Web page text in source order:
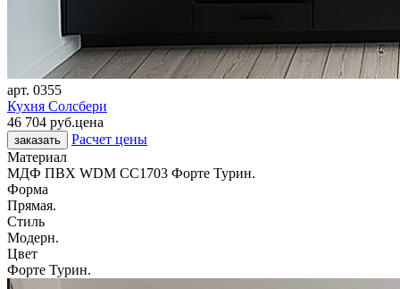
арт. 0355
Кухня Солсбери
46 704 руб.цена
заказать
Расчет цены
Материал
МДФ ПВХ WDM CC1703 Форте Турин.
Форма
Прямая.
Стиль
Модерн.
Цвет
Форте Турин.